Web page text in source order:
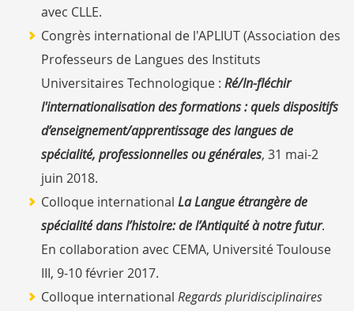
avec CLLE.
Congrès international de l'APLIUT (Association des
Professeurs de Langues des Instituts
Universitaires Technologique : Ré/In-fléchir
l'internationalisation des formations : quels dispositifs
d’enseignement/apprentissage des langues de
spécialité, professionnelles ou générales, 31 mai-2
juin 2018.
Colloque international La Langue étrangère de
spécialité dans l’histoire: de l’Antiquité à notre futur.
En collaboration avec CEMA, Université Toulouse
III, 9-10 février 2017.
Colloque international Regards pluridisciplinaires